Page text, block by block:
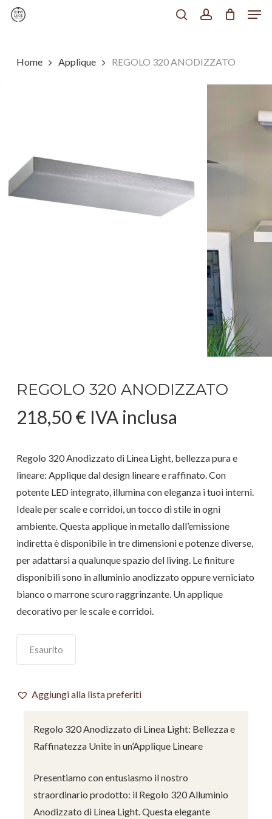
Skip
content
Home Applique REGOLO 320 ANODIZZATO
REGOLO 320 ANODIZZATO
218,50€ IVA inclusa
Regolo 320 Anodizzato di Linea Light, bellezza pura e
lineare: Applique dal design lineare e raffinato. Con
potente LED integrato, illumina con eleganza i tuoi interni.
Ideale per scale e corridoi, un tocco di stile in ogni
ambiente. Questa applique in metallo dall’emissione
indiretta è disponibile in tre dimensioni e potenze diverse,
per adattarsi a qualunque spazio del living. Le finiture
disponibili sono in alluminio anodizzato oppure verniciato
bianco o marrone scuro raggrinzante. Un applique
decorativo per le scale e corridoi.
Esaurito
Aggiungi alla lista preferiti
Regolo 320 Anodizzato di Linea Light: Bellezza e
Raffinatezza Unite in un’Applique Lineare
Presentiamo con entusiasmo il nostro
straordinario prodotto: il Regolo 320 Alluminio
Anodizzato di Linea Light. Questa elegante